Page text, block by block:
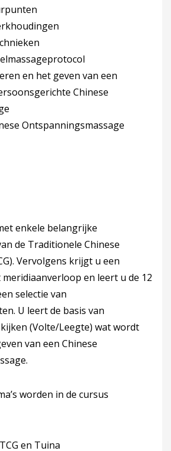
en het geven van een
Chinese
Ontspanningsmassage
enkele belangrijke
de Traditionele Chinese
Vervolgens krijgt u een
en leert u de 12
selectie van
U leert de basis van
(Volte/Leegte) wat wordt
van een Chinese
worden in de cursus
en Tuina